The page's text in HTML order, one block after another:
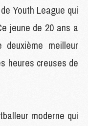
Youth League qui
jeune de 20 ans a
meilleur
heures creuses de
moderne qui